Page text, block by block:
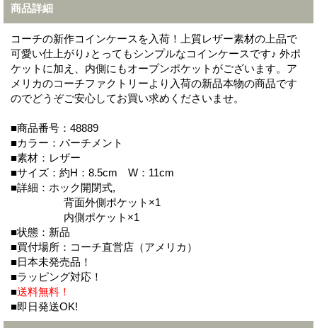
商品詳細
コーチの新作コインケースを入荷！上質レザー素材の上品で
可愛い仕上がり♪とってもシンプルなコインケースです♪ 外ポ
ケットに加え、内側にもオープンポケットがございます。ア
メリカのコーチファクトリーより入荷の新品本物の商品です
のでどうぞご安心してお買い求めくださいませ。
■商品番号：48889
■カラー：パーチメント
■素材：レザー
■サイズ：約H：8.5cm W：11cm
■詳細：ホック開閉式,
背面外側ポケット×1
内側ポケット×1
■状態：新品
■買付場所：コーチ直営店（アメリカ）
■日本未発売品！
■ラッピング対応！
■送料無料！
■即日発送OK!